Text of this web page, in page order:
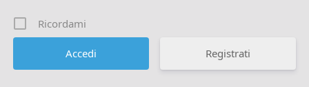
Ricordami
Registrati